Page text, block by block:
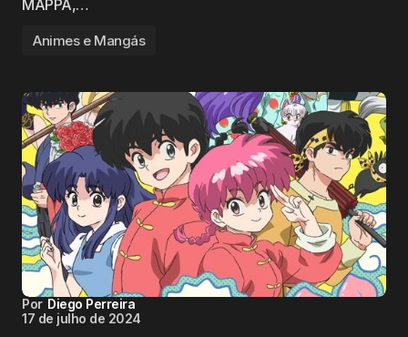
MAPPA,…
Animes e Mangás
Por Diego Perreira
17 de julho de 2024